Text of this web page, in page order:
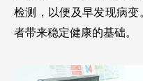
检测，以便及早发现病
者带来稳定健康的基础。